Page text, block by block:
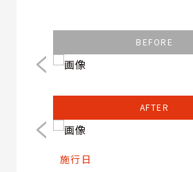
BEFORE
AFTER
施行日